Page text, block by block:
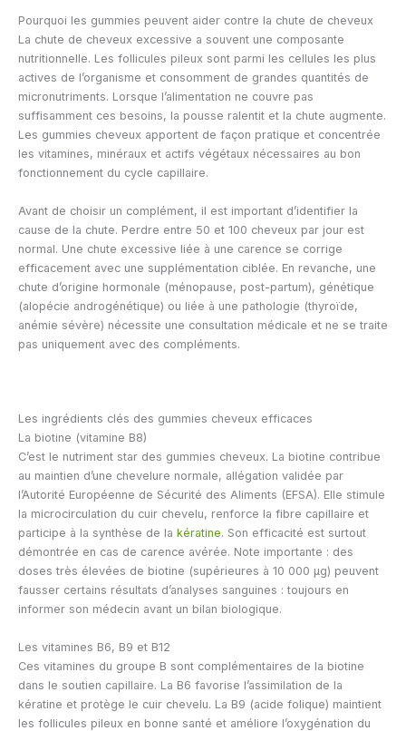
Pourquoi les gummies peuvent aider contre la chute de cheveux
La chute de cheveux excessive a souvent une composante
nutritionnelle. Les follicules pileux sont parmi les cellules les plus
actives de l’organisme et consomment de grandes quantités de
micronutriments. Lorsque l’alimentation ne couvre pas
suffisamment ces besoins, la pousse ralentit et la chute augmente.
Les gummies cheveux apportent de façon pratique et concentrée
les vitamines, minéraux et actifs végétaux nécessaires au bon
fonctionnement du cycle capillaire.
Avant de choisir un complément, il est important d’identifier la
cause de la chute. Perdre entre 50 et 100 cheveux par jour est
normal. Une chute excessive liée à une carence se corrige
efficacement avec une supplémentation ciblée. En revanche, une
chute d’origine hormonale (ménopause, post-partum), génétique
(alopécie androgénétique) ou liée à une pathologie (thyroïde,
anémie sévère) nécessite une consultation médicale et ne se traite
pas uniquement avec des compléments.
Les ingrédients clés des gummies cheveux efficaces
La biotine (vitamine B8)
C’est le nutriment star des gummies cheveux. La biotine contribue
au maintien d’une chevelure normale, allégation validée par
l’Autorité Européenne de Sécurité des Aliments (EFSA). Elle stimule
la microcirculation du cuir chevelu, renforce la fibre capillaire et
participe à la synthèse de la kératine. Son efficacité est surtout
démontrée en cas de carence avérée. Note importante : des
doses très élevées de biotine (supérieures à 10 000 µg) peuvent
fausser certains résultats d’analyses sanguines : toujours en
informer son médecin avant un bilan biologique.
Les vitamines B6, B9 et B12
Ces vitamines du groupe B sont complémentaires de la biotine
dans le soutien capillaire. La B6 favorise l’assimilation de la
kératine et protège le cuir chevelu. La B9 (acide folique) maintient
les follicules pileux en bonne santé et améliore l’oxygénation du